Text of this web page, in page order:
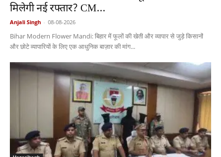
मिलेगी नई रफ्तार? CM...
Anjali Singh - 08-08-2026
Bihar Modern Flower Mandi: बिहार में फूलों की खेती और व्यापार से जुड़े किसानों
और छोटे व्यापारियों के लिए एक आधुनिक बाज़ार की मांग...